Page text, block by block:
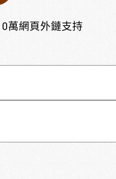
萬網頁外鏈支持